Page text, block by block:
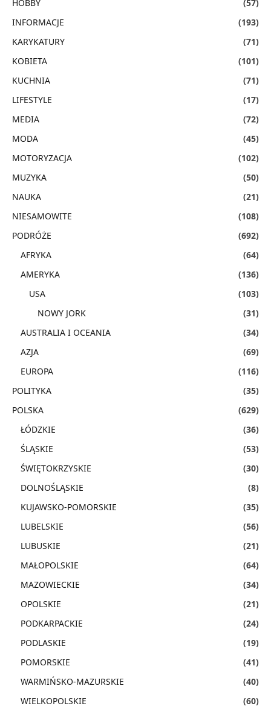
HOBBY
(57)
INFORMACJE
(193)
KARYKATURY
(71)
KOBIETA
(101)
KUCHNIA
(71)
LIFESTYLE
(17)
MEDIA
(72)
MODA
(45)
MOTORYZACJA
(102)
MUZYKA
(50)
NAUKA
(21)
NIESAMOWITE
(108)
PODRÓŻE
(692)
AFRYKA
(64)
AMERYKA
(136)
USA
(103)
NOWY JORK
(31)
AUSTRALIA I OCEANIA
(34)
AZJA
(69)
EUROPA
(116)
POLITYKA
(35)
POLSKA
(629)
ŁÓDZKIE
(36)
ŚLĄSKIE
(53)
ŚWIĘTOKRZYSKIE
(30)
DOLNOŚLĄSKIE
(8)
KUJAWSKO-POMORSKIE
(35)
LUBELSKIE
(56)
LUBUSKIE
(21)
MAŁOPOLSKIE
(64)
MAZOWIECKIE
(34)
OPOLSKIE
(21)
PODKARPACKIE
(24)
PODLASKIE
(19)
POMORSKIE
(41)
WARMIŃSKO-MAZURSKIE
(40)
WIELKOPOLSKIE
(60)